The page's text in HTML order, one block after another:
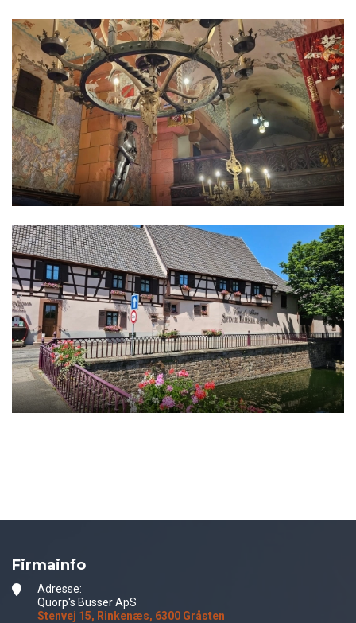
Firmainfo
Adresse:
Quorp's Busser ApS
Stenvej 15, Rinkenæs, 6300 Gråsten